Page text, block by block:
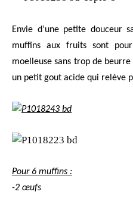
Envie d’une petite douceur
muffins aux fruits sont
moelleuse sans trop de
un petit gout acide qui relève
Pour 6 muffins :
-2 œufs